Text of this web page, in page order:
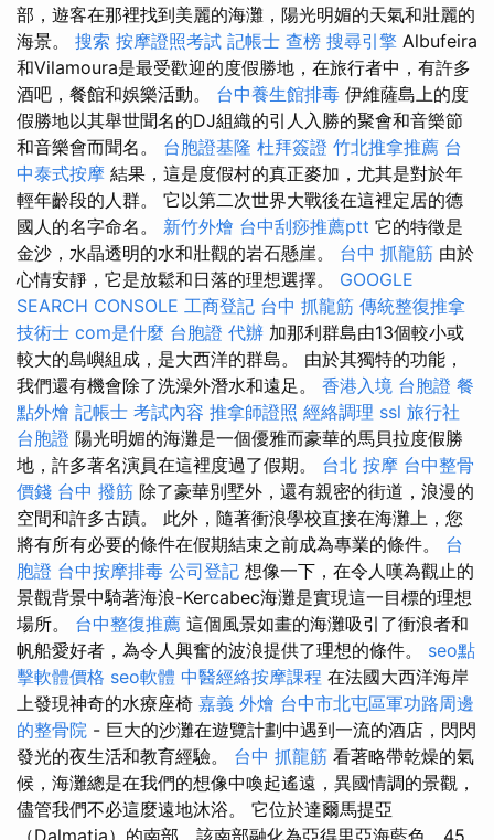
部，遊客在那裡找到美麗的海灘，陽光明媚的天氣和壯麗的
海景。 搜索 按摩證照考試 記帳士 查榜 搜尋引擎 Albufeira
和Vilamoura是最受歡迎的度假勝地，在旅行者中，有許多
酒吧，餐館和娛樂活動。 台中養生館排毒 伊維薩島上的度
假勝地以其舉世聞名的DJ組織的引人入勝的聚會和音樂節
和音樂會而聞名。 台胞證基隆 杜拜簽證 竹北推拿推薦 台
中泰式按摩 結果，這是度假村的真正麥加，尤其是對於年
輕年齡段的人群。 它以第二次世界大戰後在這裡定居的德
國人的名字命名。 新竹外燴 台中刮痧推薦ptt 它的特徵是
金沙，水晶透明的水和壯觀的岩石懸崖。 台中 抓龍筋 由於
心情安靜，它是放鬆和日落的理想選擇。 GOOGLE
SEARCH CONSOLE 工商登記 台中 抓龍筋 傳統整復推拿
技術士 com是什麼 台胞證 代辦 加那利群島由13個較小或
較大的島嶼組成，是大西洋的群島。 由於其獨特的功能，
我們還有機會除了洗澡外潛水和遠足。 香港入境 台胞證 餐
點外燴 記帳士 考試內容 推拿師證照 經絡調理 ssl 旅行社
台胞證 陽光明媚的海灘是一個優雅而豪華的馬貝拉度假勝
地，許多著名演員在這裡度過了假期。 台北 按摩 台中整骨
價錢 台中 撥筋 除了豪華別墅外，還有親密的街道，浪漫的
空間和許多古蹟。 此外，隨著衝浪學校直接在海灘上，您
將有所有必要的條件在假期結束之前成為專業的條件。 台
胞證 台中按摩排毒 公司登記 想像一下，在令人嘆為觀止的
景觀背景中騎著海浪-Kercabec海灘是實現這一目標的理想
場所。 台中整復推薦 這個風景如畫的海灘吸引了衝浪者和
帆船愛好者，為令人興奮的波浪提供了理想的條件。 seo點
擊軟體價格 seo軟體 中醫經絡按摩課程 在法國大西洋海岸
上發現神奇的水療座椅 嘉義 外燴 台中市北屯區軍功路周邊
的整骨院 - 巨大的沙灘在遊覽計劃中遇到一流的酒店，閃閃
發光的夜生活和教育經驗。 台中 抓龍筋 看著略帶乾燥的氣
候，海灘總是在我們的想像中喚起遙遠，異國情調的景觀，
儘管我們不必這麼遠地沐浴。 它位於達爾馬提亞
（Dalmatia）的南部，該南部融化為亞得里亞海藍色，45